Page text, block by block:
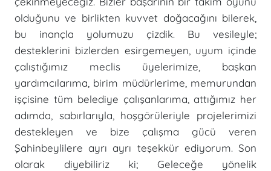
olduğunu ve birlikten kuvvet doğacağını bilerek,
bu inançla yolumuzu çizdik. Bu vesileyle;
desteklerini bizlerden esirgemeyen, uyum içinde
çalıştığımız meclis üyelerimize, başkan
yardımcılarıma, birim müdürlerime, memurundan
işçisine tüm belediye çalışanlarıma, attığımız her
adımda, sabırlarıyla, hoşgörüleriyle projelerimizi
destekleyen ve bize çalışma gücü veren
Şahinbeylilere ayrı ayrı teşekkür ediyorum. Son
olarak diyebiliriz ki; Geleceğe yönelik